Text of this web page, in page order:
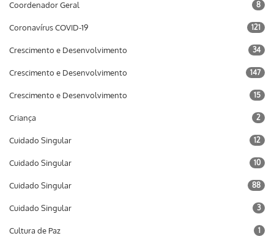
Coordenador Geral 8
Coronavírus COVID-19 121
Crescimento e Desenvolvimento 34
Crescimento e Desenvolvimento 147
Crescimento e Desenvolvimento 15
Criança 2
Cuidado Singular 12
Cuidado Singular 10
Cuidado Singular 88
Cuidado Singular 3
Cultura de Paz 1